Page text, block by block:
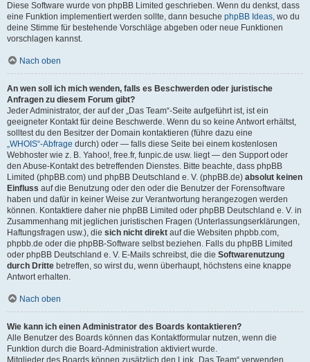
Diese Software wurde von phpBB Limited geschrieben. Wenn du denkst, dass
eine Funktion implementiert werden sollte, dann besuche phpBB Ideas, wo du
deine Stimme für bestehende Vorschläge abgeben oder neue Funktionen
vorschlagen kannst.
Nach oben
An wen soll ich mich wenden, falls es Beschwerden oder juristische
Anfragen zu diesem Forum gibt?
Jeder Administrator, der auf der „Das Team“-Seite aufgeführt ist, ist ein
geeigneter Kontakt für deine Beschwerde. Wenn du so keine Antwort erhältst,
solltest du den Besitzer der Domain kontaktieren (führe dazu eine
„WHOIS“-Abfrage durch) oder — falls diese Seite bei einem kostenlosen
Webhoster wie z. B. Yahoo!, free.fr, funpic.de usw. liegt — den Support oder
den Abuse-Kontakt des betreffenden Dienstes. Bitte beachte, dass phpBB
Limited (phpBB.com) und phpBB Deutschland e. V. (phpBB.de) absolut keinen
Einfluss auf die Benutzung oder den oder die Benutzer der Forensoftware
haben und dafür in keiner Weise zur Verantwortung herangezogen werden
können. Kontaktiere daher nie phpBB Limited oder phpBB Deutschland e. V. in
Zusammenhang mit jeglichen juristischen Fragen (Unterlassungserklärungen,
Haftungsfragen usw.), die sich nicht direkt auf die Websiten phpbb.com,
phpbb.de oder die phpBB-Software selbst beziehen. Falls du phpBB Limited
oder phpBB Deutschland e. V. E-Mails schreibst, die die Softwarenutzung
durch Dritte betreffen, so wirst du, wenn überhaupt, höchstens eine knappe
Antwort erhalten.
Nach oben
Wie kann ich einen Administrator des Boards kontaktieren?
Alle Benutzer des Boards können das Kontaktformular nutzen, wenn die
Funktion durch die Board-Administration aktiviert wurde.
Mitglieder des Boards können zusätzlich den Link „Das Team“ verwenden.